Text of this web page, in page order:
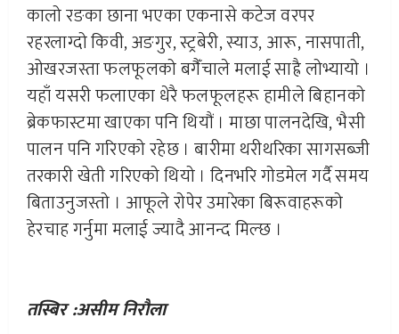
कालो रङका छाना भएका एकनासे कटेज वरपर
रहरलाग्दो किवी, अङगुर, स्ट्रबेरी, स्याउ, आरू, नासपाती,
ओखरजस्ता फलफूलको बगैँचाले मलाई साह्रै लोभ्यायो ।
यहाँ यसरी फलाएका धेरै फलफूलहरू हामीले बिहानको
ब्रेकफास्टमा खाएका पनि थियौं । माछा पालनदेखि, भैसी
पालन पनि गरिएको रहेछ । बारीमा थरीथरिका सागसब्जी
तरकारी खेती गरिएको थियो । दिनभरि गोडमेल गर्दै समय
बिताउनुजस्तो । आफूले रोपेर उमारेका बिरूवाहरूको
हेरचाह गर्नुमा मलाई ज्यादै आनन्द मिल्छ ।
तस्बिर :असीम निरौला